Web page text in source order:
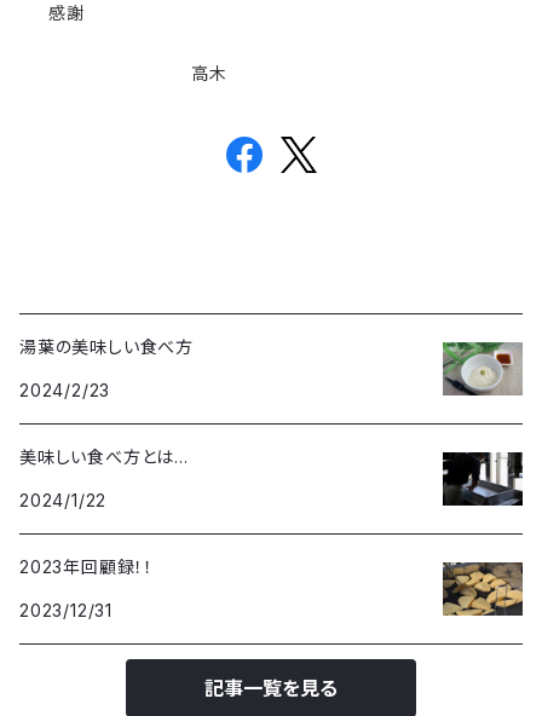
感謝
高木
湯葉の美味しい食べ方
2024/2/23
美味しい食べ方とは…
2024/1/22
2023年回顧録！！
2023/12/31
記事一覧を見る